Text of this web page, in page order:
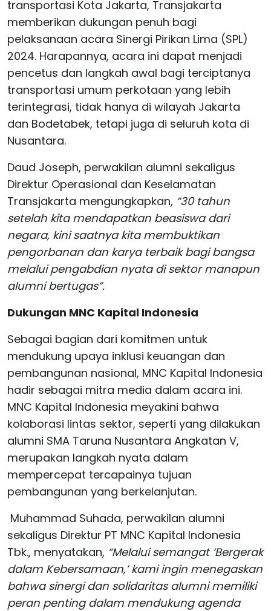
transportasi Kota Jakarta, Transjakarta
memberikan dukungan penuh bagi
pelaksanaan acara Sinergi Pirikan Lima (SPL)
2024. Harapannya, acara ini dapat menjadi
pencetus dan langkah awal bagi terciptanya
transportasi umum perkotaan yang lebih
terintegrasi, tidak hanya di wilayah Jakarta
dan Bodetabek, tetapi juga di seluruh kota di
Nusantara.
Daud Joseph, perwakilan alumni sekaligus
Direktur Operasional dan Keselamatan
Transjakarta mengungkapkan, “30 tahun
setelah kita mendapatkan beasiswa dari
negara, kini saatnya kita membuktikan
pengorbanan dan karya terbaik bagi bangsa
melalui pengabdian nyata di sektor manapun
alumni bertugas”.
Dukungan MNC Kapital Indonesia
Sebagai bagian dari komitmen untuk
mendukung upaya inklusi keuangan dan
pembangunan nasional, MNC Kapital Indonesia
hadir sebagai mitra media dalam acara ini.
MNC Kapital Indonesia meyakini bahwa
kolaborasi lintas sektor, seperti yang dilakukan
alumni SMA Taruna Nusantara Angkatan V,
merupakan langkah nyata dalam
mempercepat tercapainya tujuan
pembangunan yang berkelanjutan.
Muhammad Suhada, perwakilan alumni
sekaligus Direktur PT MNC Kapital Indonesia
Tbk., menyatakan, “Melalui semangat ‘Bergerak
dalam Kebersamaan,’ kami ingin menegaskan
bahwa sinergi dan solidaritas alumni memiliki
peran penting dalam mendukung agenda